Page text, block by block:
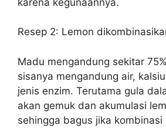
Resep 2: Lemon
Madu mengandung sekitar
sisanya mengandung air,
jenis enzim. Terutama gula
akan gemuk dan akumulasi
sehingga bagus jika kombinasi